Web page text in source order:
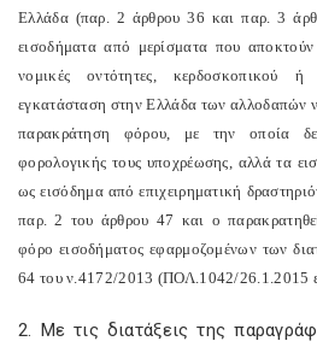
Ελλάδα (παρ. 2 άρθρου 36 και παρ. 3
εισοδήματα από μερίσματα που
νομικές οντότητες,
εγκατάσταση στην Ελλάδα των αλλοδαπών
παρακράτηση φόρου, με την οποία
φορολογικής τους υποχρέωσης, αλλά τα
ως εισόδημα από επιχειρηματική
παρ. 2 του άρθρου 47 και ο
φόρο εισοδήματος εφαρμοζομένων των
64 του ν.4172/2013 (ΠΟΛ.1042/26.1.2015
2. Με τις διατάξεις της